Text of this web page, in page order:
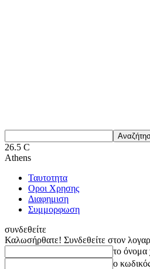
26.5 C
Athens
Ταυτοτητα
Οροι Χρησης
Διαφημιση
Συμμορφωση
συνδεθείτε
Καλωσήρθατε! Συνδεθείτε στον
το όνομα
ο